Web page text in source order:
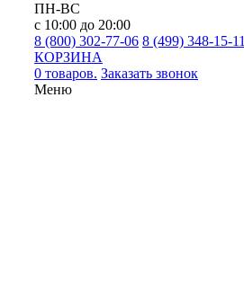
ПН-ВС
с 10:00 до 20:00
8 (800) 302-77-06 8 (499) 348-15-11
КОРЗИНА
0 товаров. Заказать звонок
Меню